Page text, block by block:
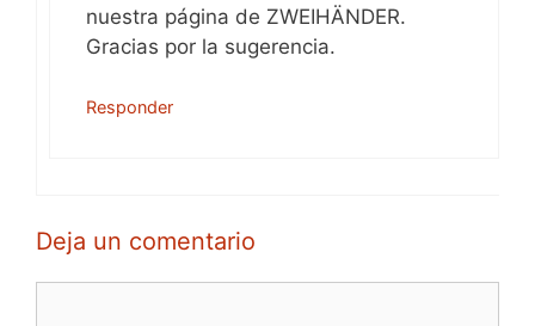
nuestra página de ZWEIHÄNDER.
Gracias por la sugerencia.
Responder
Deja un comentario